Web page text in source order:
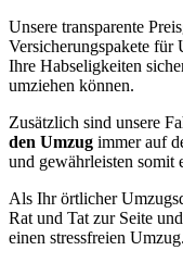
Unsere transparente
Versicherungspakete für
Ihre Habseligkeiten
umziehen können.
Zusätzlich sind unsere
den Umzug immer auf
und gewährleisten somit
Als Ihr örtlicher
Rat und Tat zur Seite
einen stressfreien Umzug.